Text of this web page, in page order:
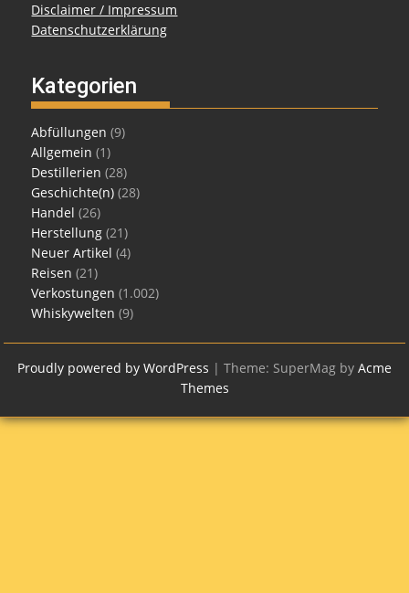
Disclaimer / Impressum
Datenschutzerklärung
Kategorien
Abfüllungen (9)
Allgemein (1)
Destillerien (28)
Geschichte(n) (28)
Handel (26)
Herstellung (21)
Neuer Artikel (4)
Reisen (21)
Verkostungen (1.002)
Whiskywelten (9)
Proudly powered by WordPress | Theme: SuperMag by Acme
Themes